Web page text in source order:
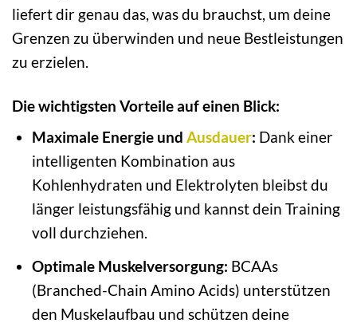
liefert dir genau das, was du brauchst, um deine
Grenzen zu überwinden und neue Bestleistungen
zu erzielen.
Die wichtigsten Vorteile auf einen Blick:
Maximale Energie und Ausdauer: Dank einer
intelligenten Kombination aus
Kohlenhydraten und Elektrolyten bleibst du
länger leistungsfähig und kannst dein Training
voll durchziehen.
Optimale Muskelversorgung: BCAAs
(Branched-Chain Amino Acids) unterstützen
den Muskelaufbau und schützen deine